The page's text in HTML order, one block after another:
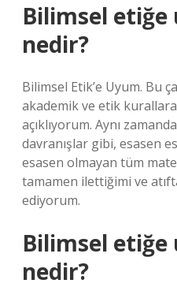
Bilimsel
nedir?
Bilimsel Etik’e Uyum. Bu
akademik ve etik
açıklıyorum. Aynı
davranışlar gibi, esasen
esasen olmayan tüm
tamamen ilettiğimi ve
ediyorum.
Bilimsel
nedir?